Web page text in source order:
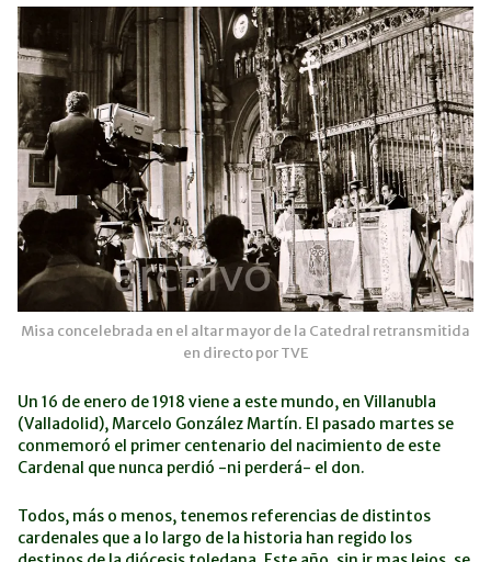
Misa concelebrada en el altar mayor de la Catedral retransmitida
en directo por TVE
Un 16 de enero de 1918 viene a este mundo, en Villanubla
(Valladolid), Marcelo González Martín. El pasado martes se
conmemoró el primer centenario del nacimiento de este
Cardenal que nunca perdió -ni perderá- el don.
Todos, más o menos, tenemos referencias de distintos
cardenales que a lo largo de la historia han regido los